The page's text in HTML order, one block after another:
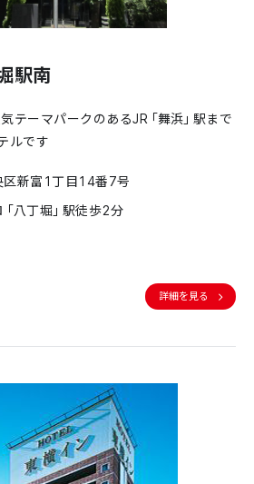
駅南
テーマパークのあるJR「舞浜」駅まで
ルです
区新富1丁目14番7号
八丁堀」駅徒歩2分
詳細を見る